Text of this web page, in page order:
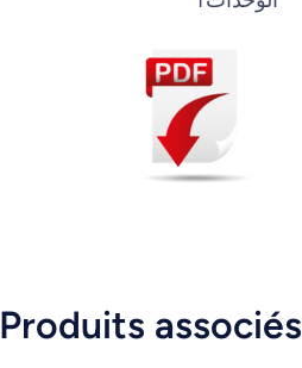
Produits associés